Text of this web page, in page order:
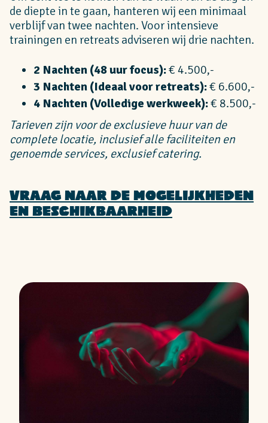
de diepte in te gaan, hanteren wij een minimaal
verblijf van twee nachten. Voor intensieve
trainingen en retreats adviseren wij drie nachten.
2 Nachten (48 uur focus):€ 4.500,-
3 Nachten (Ideaal voor retreats):€ 6.600,-
4 Nachten (Volledige werkweek):€ 8.500,-
Tarieven zijn voor de exclusieve huur van de
complete locatie, inclusief alle faciliteiten en
genoemde services, exclusief catering.
Vraag naar de mogelijkheden
en beschikbaarheid